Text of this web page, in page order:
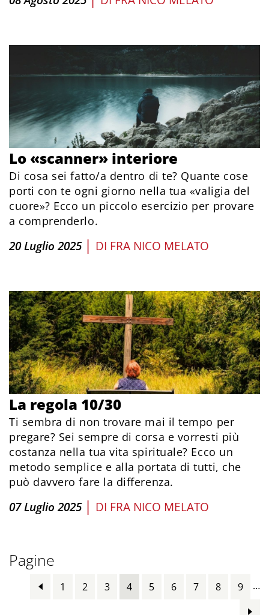
Lo «scanner» interiore
Di cosa sei fatto/a dentro di te? Quante cose
porti con te ogni giorno nella tua «valigia del
cuore»? Ecco un piccolo esercizio per provare
a comprenderlo.
20 Luglio 2025 | DI FRA NICO MELATO
La regola 10/30
Ti sembra di non trovare mai il tempo per
pregare? Sei sempre di corsa e vorresti più
costanza nella tua vita spirituale? Ecco un
metodo semplice e alla portata di tutti, che
può davvero fare la differenza.
07 Luglio 2025 | DI FRA NICO MELATO
Pagine
1 2 3 4 5 6 7 8 9 …